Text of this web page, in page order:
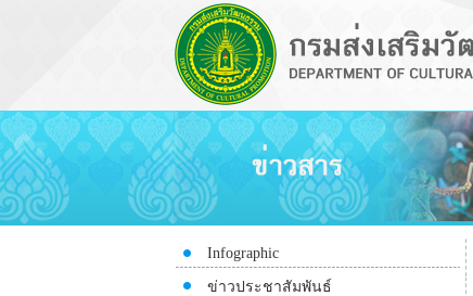
Infographic
ข่าวประชาสัมพันธ์